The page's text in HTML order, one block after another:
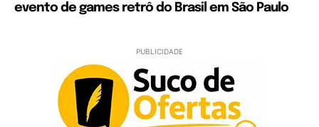
evento de games retrô do Brasil em São Paulo
PUBLICIDADE